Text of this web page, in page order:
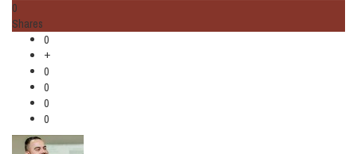
0
Shares
0
+
0
0
0
0